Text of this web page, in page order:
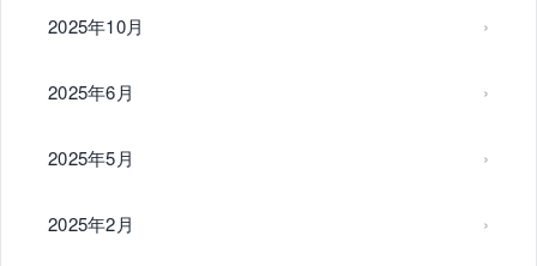
2025年10月
2025年6月
2025年5月
2025年2月